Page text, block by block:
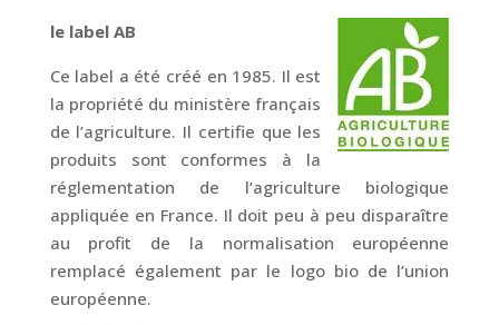
le label AB
Ce label a été créé en 1985. Il est
la propriété du ministère français
de l’agriculture. Il certifie que les
produits sont conformes à la
réglementation de l’agriculture biologique
appliquée en France. Il doit peu à peu disparaître
au profit de la normalisation européenne
remplacé également par le logo bio de l’union
européenne.